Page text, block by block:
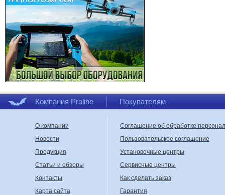
Компания Proline Покупателям
О компании
Новости
Продукция
Статьи и обзоры
Контакты
Карта сайта
Соглашение об обработке
Пользовательское соглашение
Установочные центры
Сервисные центры
Как сделать заказ
Гарантия